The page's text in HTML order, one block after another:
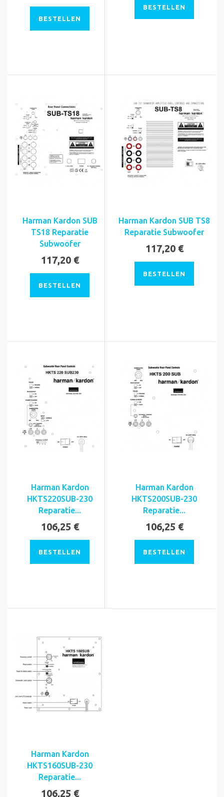
BESTELLEN
BESTELLEN
Harman Kardon SUB
TS18 Reparatie
Subwoofer
117,20 €
BESTELLEN
Harman Kardon SUB TS8
Reparatie Subwoofer
117,20 €
BESTELLEN
Harman Kardon
HKTS220SUB-230
Reparatie...
106,25 €
BESTELLEN
Harman Kardon
HKTS200SUB-230
Reparatie...
106,25 €
BESTELLEN
Harman Kardon
HKTS160SUB-230
Reparatie...
106,25 €